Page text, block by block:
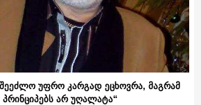
უფრო კარგად ეცხოვრა, მაგრამ
არ უღალატა“